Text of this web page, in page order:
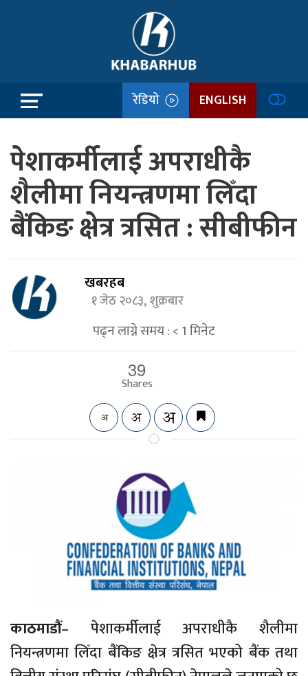
रेडियो ENGLISH
पेशाकर्मीलाई अपराधीकै
शैलीमा नियन्त्रणमा लिँदा
बैंकिङ क्षेत्र त्रसित : सीबीफीन
खबरहब
१ जेठ २०८३, शुक्रबार
पढ्न लाग्ने समय :< 1मिनेट
39
Shares
काठमाडौं– पेशाकर्मीलाई अपराधीकै शैलीमा
नियन्त्रणमा लिँदा बैंकिङ क्षेत्र त्रसित भएको बैंक तथा